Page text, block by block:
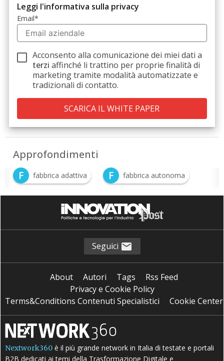
Leggi l'informativa sulla privacy
Email*
Acconsento alla comunicazione dei miei dati a
terzi affinché li trattino per proprie finalità di
marketing tramite modalità automatizzate e
tradizionali di contatto.
Approfondimenti
F
fabbrica adattiva F fabbrica autonoma
Seguici
About Autori Tags
Rss Feed
Privacy e Cookie Policy
Terms&Conditions Contenuti Specialistici
Cookie Center
Nextwork360 è il più grande network in Italia di testate e portali
B2B dedicati ai temi della Trasformazione Digitale e